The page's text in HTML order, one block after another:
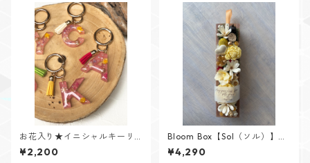
お花入り★イニシャルキーリ
ング【Flower Jewelシリー
ズ】
¥2,200
Bloom Box【Sol（ソル）】メ
ッセージカード付けられます✨
¥4,290